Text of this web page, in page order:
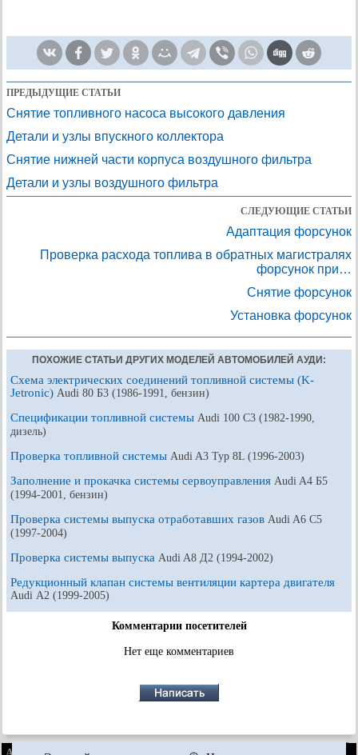
ПРЕДЫДУЩИЕ СТАТЬИ
Снятие топливного насоса высокого давления
Детали и узлы впускного коллектора
Снятие нижней части корпуса воздушного фильтра
Детали и узлы воздушного фильтра
СЛЕДУЮЩИЕ СТАТЬИ
Адаптация форсунок
Проверка расхода топлива в обратных магистралях
форсунок при…
Снятие форсунок
Установка форсунок
ПОХОЖИЕ СТАТЬИ ДРУГИХ МОДЕЛЕЙ АВТОМОБИЛЕЙ АУДИ:
Схема электрических соединений топливной системы (K-
Jetronic) Audi 80 Б3 (1986-1991, бензин)
Спецификации топливной системы Audi 100 С3 (1982-1990,
дизель)
Проверка топливной системы Audi A3 Typ 8L (1996-2003)
Заполнение и прокачка системы сервоуправления Audi A4 Б5
(1994-2001, бензин)
Проверка системы выпуска отработавших газов Audi A6 С5
(1997-2004)
Проверка системы выпуска Audi A8 Д2 (1994-2002)
Редукционный клапан системы вентиляции картера двигателя
Audi А2 (1999-2005)
Комментарии посетителей
Нет еще комментариев